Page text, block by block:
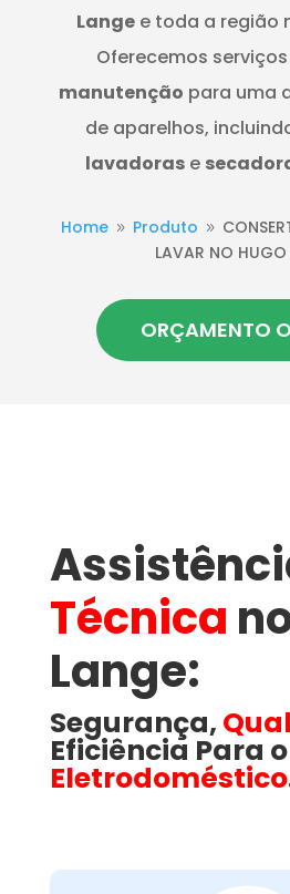
Langee toda a região
Oferecemos
manutenção para uma
de aparelhos,
lavadoras e
Home 9 Produto 9
LAVAR NO HUGO
ORÇAMENTO
Técnica
Lange​:
Segurança,
Eficiência Para o
Eletrodoméstico